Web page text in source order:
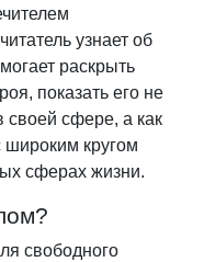
узнает об
раскрыть
показать его не
своей сфере, а как
широким кругом
сферах жизни.
свободного